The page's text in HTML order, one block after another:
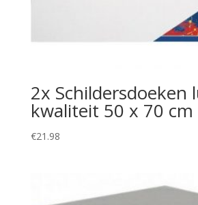
2x Schildersdoeken
kwaliteit 50 x 70 cm
€21.98